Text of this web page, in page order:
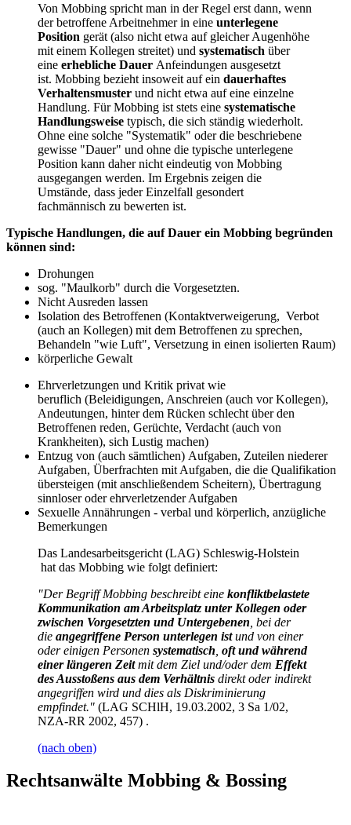
Von Mobbing spricht man in der Regel erst dann, wenn
der betroffene Arbeitnehmer in eine unterlegene
Position gerät (also nicht etwa auf gleicher Augenhöhe
mit einem Kollegen streitet) und systematisch über
eine erhebliche Dauer Anfeindungen ausgesetzt
ist. Mobbing bezieht insoweit auf ein dauerhaftes
Verhaltensmuster und nicht etwa auf eine einzelne
Handlung. Für Mobbing ist stets eine systematische
Handlungsweise typisch, die sich ständig wiederholt.
Ohne eine solche "Systematik" oder die beschriebene
gewisse "Dauer" und ohne die typische unterlegene
Position kann daher nicht eindeutig von Mobbing
ausgegangen werden. Im Ergebnis zeigen die
Umstände, dass jeder Einzelfall gesondert
fachmännisch zu bewerten ist.
Typische Handlungen, die auf Dauer ein Mobbing begründen
können sind:
Drohungen
sog. "Maulkorb" durch die Vorgesetzten.
Nicht Ausreden lassen
Isolation des Betroffenen (Kontaktverweigerung, Verbot
(auch an Kollegen) mit dem Betroffenen zu sprechen,
Behandeln "wie Luft", Versetzung in einen isolierten Raum)
körperliche Gewalt
Ehrverletzungen und Kritik privat wie
beruflich (Beleidigungen, Anschreien (auch vor Kollegen),
Andeutungen, hinter dem Rücken schlecht über den
Betroffenen reden, Gerüchte, Verdacht (auch von
Krankheiten), sich Lustig machen)
Entzug von (auch sämtlichen) Aufgaben, Zuteilen niederer
Aufgaben, Überfrachten mit Aufgaben, die die Qualifikation
übersteigen (mit anschließendem Scheitern), Übertragung
sinnloser oder ehrverletzender Aufgaben
Sexuelle Annährungen - verbal und körperlich, anzügliche
Bemerkungen
Das Landesarbeitsgericht (LAG) Schleswig-Holstein
hat das Mobbing wie folgt definiert:
"Der Begriff Mobbing beschreibt eine konfliktbelastete
Kommunikation am Arbeitsplatz unter Kollegen oder
zwischen Vorgesetzten und Untergebenen , bei der
die angegriffene Person unterlegen istund von einer
oder einigen Personen systematisch oft und während
einer längeren Zeitmit dem Ziel und/oder dem Effekt
des Ausstoßens aus dem Verhältnis direkt oder indirekt
angegriffen wird und dies als Diskriminierung
empfindet." (LAG SCHlH, 19.03.2002, 3 Sa 1/02,
NZA-RR 2002, 457) .
(nach oben)
Rechtsanwälte Mobbing & Bossing